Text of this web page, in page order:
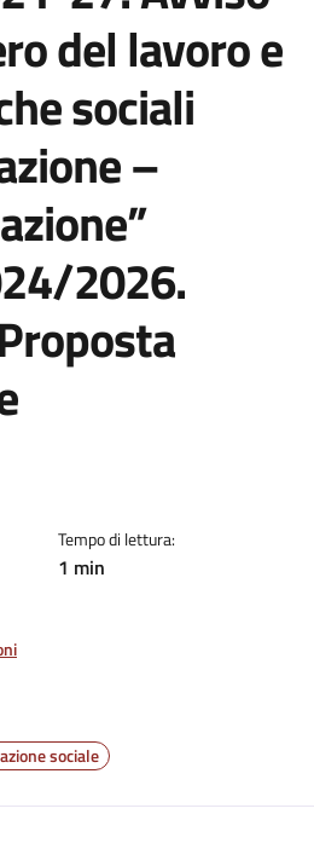
del lavoro e
sociali
–
2026.
Tempo di lettura:
1 min
sociale